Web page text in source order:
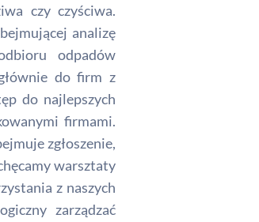
czy czyściwa.
analizę
odpadów
do firm z
do najlepszych
firmami.
zgłoszenie,
warsztaty
z naszych
zarządzać